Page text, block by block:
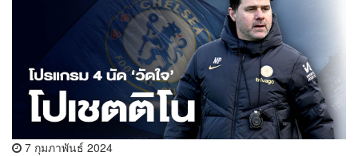
7 กุมภาพันธ์ 2024